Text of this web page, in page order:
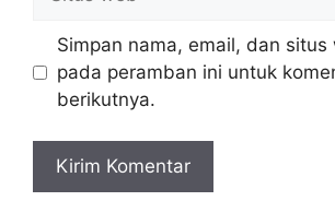
Simpan nama, email, dan situs
pada peramban ini untuk
berikutnya.